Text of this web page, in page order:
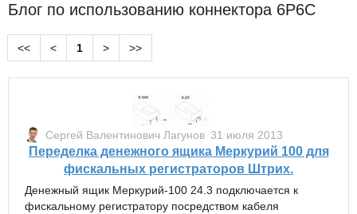
​Блог по использованию коннектора 6P6C
<< < 1 > >>
Сергей Валентинович Лагунов 31 июля 2013
Переделка денежного ящика Меркурий 100 для
фискальных регистраторов Штрих.
Денежный ящик Меркурий-100 24.3 подключается к
фискальному регистратору посредством кабеля